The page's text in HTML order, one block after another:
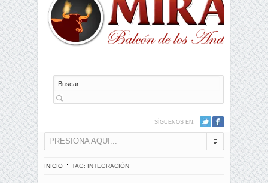
Buscar
SÍGUENOS EN:
PRESIONA AQUI...
INICIO TAG: INTEGRACIÓN